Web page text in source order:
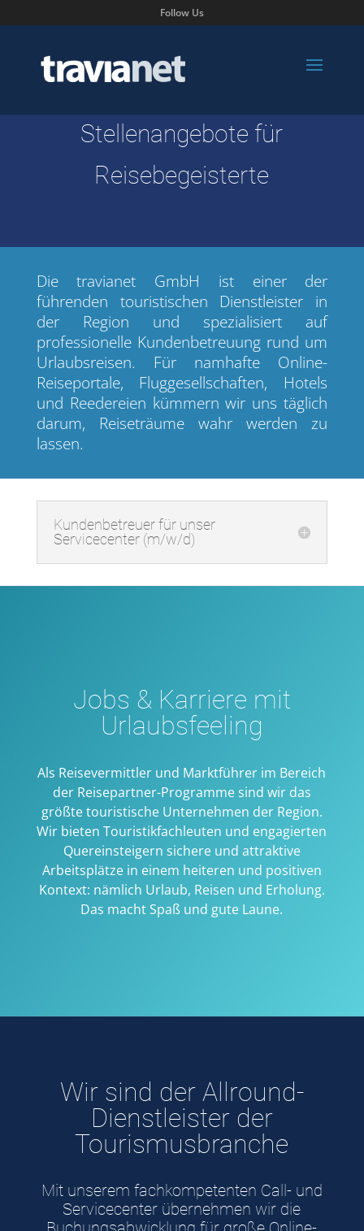
Follow Us
Stellenangebote für
Reisebegeisterte
Die travianet GmbH ist einer der
führenden touristischen Dienstleister in
der Region und spezialisiert auf
professionelle Kundenbetreuung rund um
Urlaubsreisen. Für namhafte Online-
Reiseportale, Fluggesellschaften, Hotels
und Reedereien kümmern wir uns täglich
darum, Reiseträume wahr werden zu
lassen.
Kundenbetreuer für unser
Servicecenter (m/w/d)
Jobs & Karriere mit
Urlaubsfeeling
Als Reisevermittler und Marktführer im Bereich
der Reisepartner-Programme sind wir das
größte touristische Unternehmen der Region.
Wir bieten Touristikfachleuten und engagierten
Quereinsteigern sichere und attraktive
Arbeitsplätze in einem heiteren und positiven
Kontext: nämlich Urlaub, Reisen und Erholung.
Das macht Spaß und gute Laune.
Wir sind der Allround-
Dienstleister der
Tourismusbranche
Mit unserem fachkompetenten Call- und
Servicecenter übernehmen wir die